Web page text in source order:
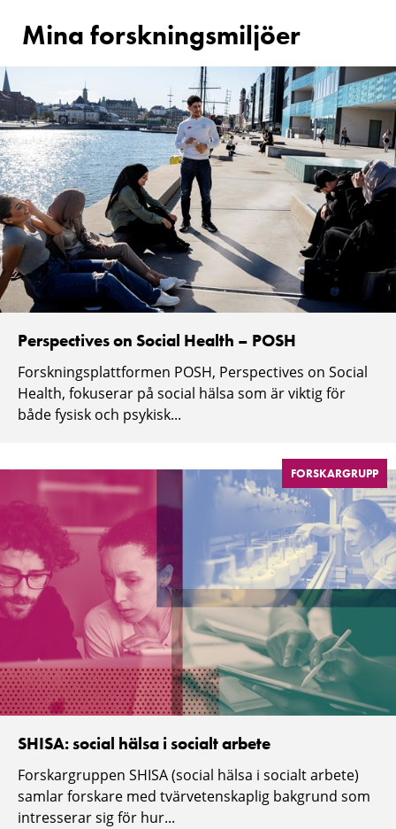
Mina forskningsmiljöer
Perspectives on Social Health – POSH
Forskningsplattformen POSH, Perspectives on Social
Health, fokuserar på social hälsa som är viktig för
både fysisk och psykisk...
FORSKARGRUPP
SHISA: social hälsa i socialt arbete
Forskargruppen SHISA (social hälsa i socialt arbete)
samlar forskare med tvärvetenskaplig bakgrund som
intresserar sig för hur...